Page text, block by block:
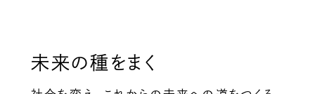
未来の種をまく